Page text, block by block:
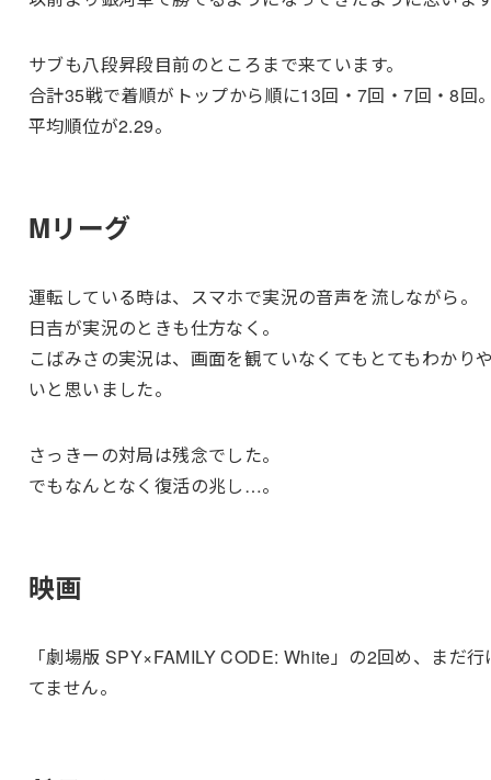
サブも八段昇段目前のところまで来ています。
合計35戦で着順がトップから順に13回・7回・7回・8回
平均順位が2.29。
Mリーグ
運転している時は、スマホで実況の音声を流しながら。
日吉が実況のときも仕方なく。
こばみさの実況は、画面を観ていなくてもとてもわかり
いと思いました。
さっきーの対局は残念でした。
でもなんとなく復活の兆し…。
映画
「劇場版 SPY×FAMILY CODE: White」の2回め、まだ行
てません。